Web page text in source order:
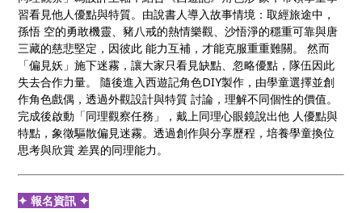
習看見他人優點與特質。由說書人導入故事情境：取經旅途中，
孫悟 空的勇敢機靈、豬八戒的熱情樂觀、沙悟淨的穩重可靠與唐
三藏的慈悲堅定，因彼此 能力互補，才能克服重重難關。 然而
「偏見妖」施下迷霧，讓大家只看見缺點、忽略優點，隊伍因此
失去合作力量。 隨後進入西遊記角色DIY製作，由學童選擇並創
作角色戲偶，透過外觀設計與特質 討論，理解不同個性的價值。
完成後啟動「同理觀察任務」，戴上同理心眼鏡說出他 人優點與
特點，象徵驅散偏見迷霧。透過創作與分享歷程，培養學童換位
思考與欣賞 差異的同理能力。
✦ 報名資訊 ✦